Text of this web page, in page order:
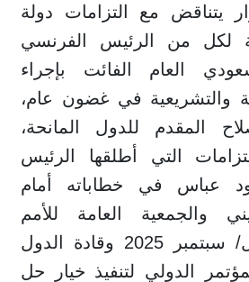
يتناقض مع التزامات دولة
لكل من الرئيس الفرنسي
العام الفائت بإجراء
والتشريعية في غضون عام،
المقدم للدول المانحة،
التي أطلقها الرئيس
عباس في خطاباته أمام
والجمعية العامة للأمم
المتحدة في أيلول/ سبتمبر 2025 وقادة الدول
الدولي لتنفيذ خيار حل